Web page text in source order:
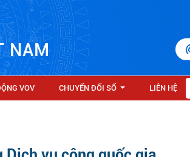
NAM
VOV CHUYỂN ĐỔI SỐ LIÊN HỆ